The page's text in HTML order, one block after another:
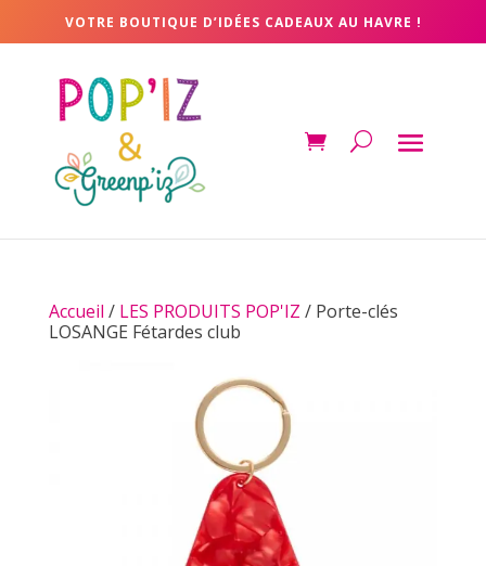
VOTRE BOUTIQUE D’IDÉES CADEAUX AU HAVRE !
Accueil / LES PRODUITS POP'IZ / Porte-clés
LOSANGE Fétardes club